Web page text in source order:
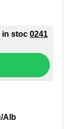
in stoc 0241
Alb